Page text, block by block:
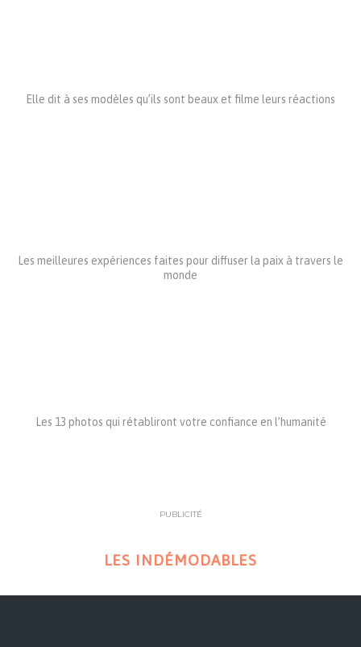
Elle dit à ses modèles qu’ils sont beaux et filme leurs réactions
Les meilleures expériences faites pour diffuser la paix à travers le
monde
Les 13 photos qui rétabliront votre confiance en l’humanité
PUBLICITÉ
LES INDÉMODABLES